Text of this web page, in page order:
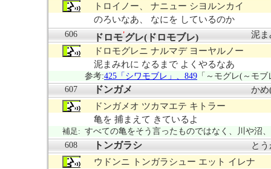
トロイノー、 ナニュー シヨルンカイ
のろいなあ、 なにを しているのか
606 ドロモ'グレ(ドロモブレ)
泥ま
ドロモグレニ ナルマデ ヨーヤルノー
泥まみれに なるまで よくやるなあ
参考:425「シワモブレ」、 849 「～モグレ(～モブ
607
ドンガメ
かめ
ドンガメオ ツカマエテ キトラー
亀を 捕まえて きているよ
補足: すべての亀をそう言ったものではなく、川や沼
608
トンガラシ
と
ウドンニ トンガラシュー エット イレナ